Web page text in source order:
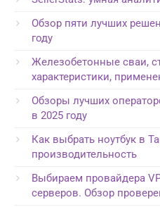
Обзор пяти лучших
году
Железобетонные сваи,
характеристики,
Обзоры лучших
в 2025 году
Как выбрать ноутбук в
производительность
Выбираем провайдера
серверов. Обзор